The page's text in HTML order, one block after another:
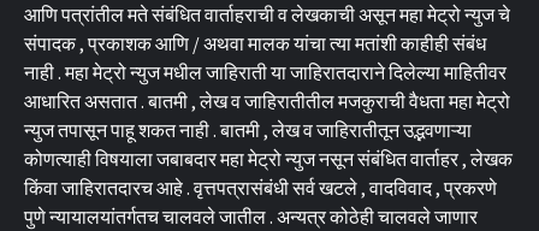
आणि पत्रांतील मते संबंधित वार्ताहराची व लेखकाची असून महा मेट्रो न्युज चे
संपादक , प्रकाशक आणि / अथवा मालक यांचा त्या मतांशी काहीही संबंध
नाही . महा मेट्रो न्युज मधील जाहिराती या जाहिरातदाराने दिलेल्या माहितीवर
आधारित असतात . बातमी , लेख व जाहिरातीतील मजकुराची वैधता महा मेट्रो
न्युज तपासून पाहू शकत नाही . बातमी , लेख व जाहिरातीतून उद्भवणाऱ्या
कोणत्याही विषयाला जबाबदार महा मेट्रो न्युज नसून संबंधित वार्ताहर , लेखक
किंवा जाहिरातदारच आहे . वृत्तपत्रासंबंधी सर्व खटले , वादविवाद , प्रकरणे
पुणे न्यायालयांतर्गतच चालवले जातील . अन्यत्र कोठेही चालवले जाणार